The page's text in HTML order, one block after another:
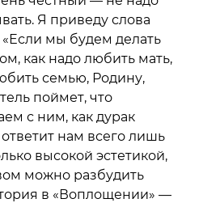
Я приведу слова
мы будем делать
как надо любить мать,
семью, Родину,
поймет, что
с ним, как дурак
нам всего лишь
высокой эстетикой,
можно разбудить
в «Воплощении» —